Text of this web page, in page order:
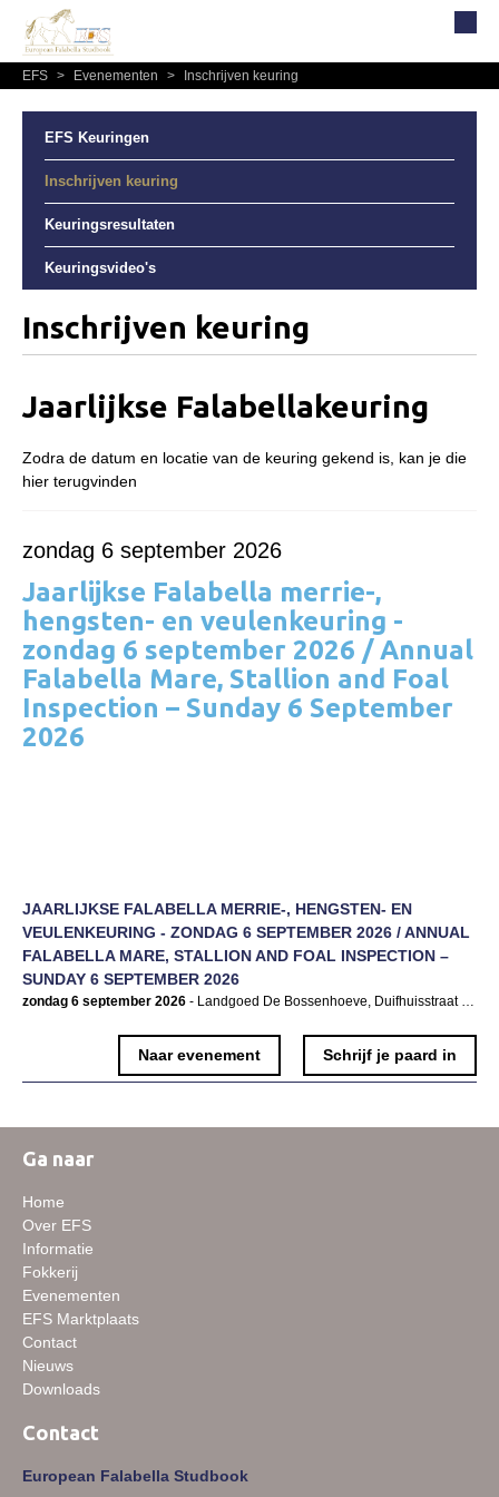
Home
Organisatie
Bestuur
Reglementen, statuten en formulieren
Lidmaatschap EFS
Informatie
Lid worden
Leden
Geografisch gebied
Paardenpaspoort aanvragen
Wat te doen bij verkoop van een Falabella
Registratie buitenlands paspoort
Veulenregistratie
Animal Health Regulation
Fokprogramma
Predicaten
Informatie veulen registratie
Veulen registratie
Hengsten
EFS Hengstendatabase
EFS Database
Evenementen
EFS Keuringen
Keuringsresultaten
EFS Marktplaats
Contact
Nieuws
EFS > Evenementen > Inschrijven keuring
EFS Keuringen
Inschrijven keuring
Keuringsresultaten
Keuringsvideo's
Inschrijven keuring
Jaarlijkse Falabellakeuring
Zodra de datum en locatie van de keuring gekend is, kan je die
hier terugvinden
zondag 6 september 2026
Jaarlijkse Falabella merrie-,
hengsten- en veulenkeuring -
zondag 6 september 2026 / Annual
Falabella Mare, Stallion and Foal
Inspection – Sunday 6 September
2026
JAARLIJKSE FALABELLA MERRIE-, HENGSTEN- EN
VEULENKEURING - ZONDAG 6 SEPTEMBER 2026 / ANNUAL
FALABELLA MARE, STALLION AND FOAL INSPECTION –
SUNDAY 6 SEPTEMBER 2026
zondag 6 september 2026- Landgoed De Bossenhoeve, Duifhuisstraat 2, 5374SB, Schaijk, Nederland
Schrijf je paard in
Naar evenement
Ga naar
Home
Over EFS
Informatie
Fokkerij
Evenementen
EFS Marktplaats
Contact
Nieuws
Downloads
Contact
European Falabella Studbook